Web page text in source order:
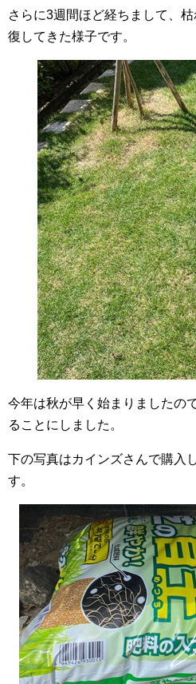
さらに3週間ほど経ちまして、
復してきた様子です。
今年は秋が早く始まりましたの
ることにしました。
下の写真はカインズさんで購入
す。